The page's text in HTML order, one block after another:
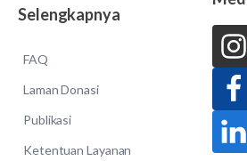
Selengkapnya
FAQ
Laman Donasi
Publikasi
Ketentuan Layanan